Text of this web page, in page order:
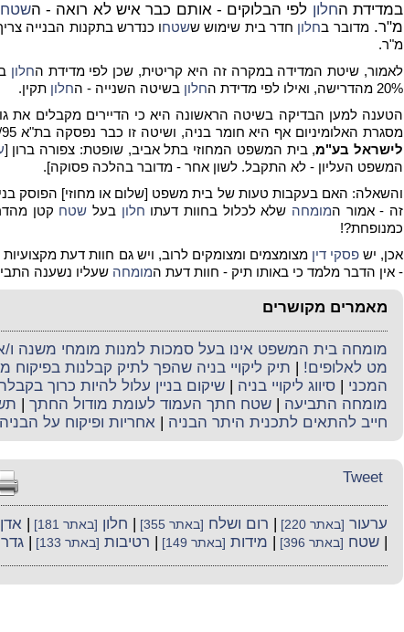
במדידת החלון לפי הבלוקים - אותם כבר איש לא רואה - השטח
מ"ר.מדובר בחלון חדר בית שימוש ששטחו כנדרש בתקנות הבנייה
מ"ר.
לאמור, שיטת המדידה במקרה זה היא קריטית, שכן לפי מדידת החלון
20% מהדרישה, ואילו לפי מדידת ה
חלון בשיטה השנייה - החלון תקין.
הטענה למען הבדיקה בשיטה הראשונה היא כי הדיירים מקבלים את
מסגרת האלומיניום אף היא חומר בניה, ושיטה זו כבר נפסקה בת"א 922/95
לישראל בע"מ, בית המשפט המחוזי בתל אביב, שופטת: צפורה ברון [
המשפט העליון - לא התקבל. לשון אחר - מדובר בהלכה פסוקה].
והשאלה: האם בעקבות טעות של בית משפט [שלום או מחוזי] הפוסק
זה - אמור המומחה שלא לכלול בחוות דעתו חלון בעל שטח קטן
כמנופחת?!
אכן, ישפסקי דין מצומצמים ומצומקים לרוב, ויש גם חוות דעת
- אין הדבר מלמד כי באותו תיק - חוות דעת המומחה שעליו נשענה
מאמרים מקושרים
מומחה בית המשפט אינו בעל סמכות למנות מומחי משנה ו/
מט לאלופים! | תיק ליקויי בניה שהפך לתיק קבלנות
המכני | סיווג ליקויי בניה | שיקום בניין עלול להיות כרוך
מומחה התביעה | שטח חתך העמוד לעומת מודול החתך |
חייב להתאים לתכנית היתר הבניה | אחריות ופיקוח על הבניה
Tweet
ערעור [באתר 220] | רום ושלח [באתר 355] | חלון [באתר 181] |
| שטח [באתר 396] | מידות [באתר 149] | רטיבות [באתר 133] | גדר